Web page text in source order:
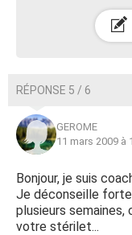
RÉPONSE 5 / 6
GEROME
11 mars 2009 à
Bonjour, je suis
Je déconseille
plusieurs
votre stérilet...